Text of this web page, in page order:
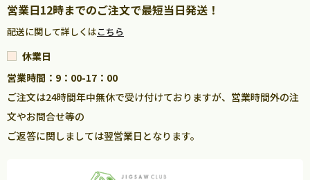
営業日12時までのご注文で最短当日発送！
配送に関して詳しくはこちら
休業日
営業時間：9：00-17：00
ご注文は24時間年中無休で受け付けておりますが、営業時間外の注
文やお問合せ等の
ご返答に関しましては翌営業日となります。